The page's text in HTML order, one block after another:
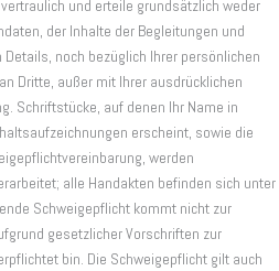
und erteile grundsätzlich weder
der Inhalte der Begleitungen und
noch bezüglich Ihrer persönlichen
Dritte, außer mit Ihrer ausdrücklichen
Schriftstücke, auf denen Ihr Name in
erscheint, sowie die
werden
alle Handakten befinden sich unter
Schweigepflicht kommt nicht zur
gesetzlicher Vorschriften zur
bin. Die Schweigepflicht gilt auch